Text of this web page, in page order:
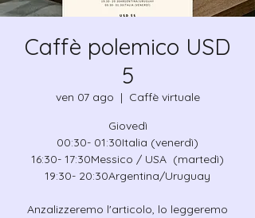
Caffè polemico USD
5
ven 07 ago
  |
Caffè virtuale
Giovedì
00:30- 01:30Italia (venerdì)
16:30- 17:30Messico / USA (martedì)
19:30- 20:30Argentina/Uruguay
Anzalizzeremo l'articolo, lo leggeremo